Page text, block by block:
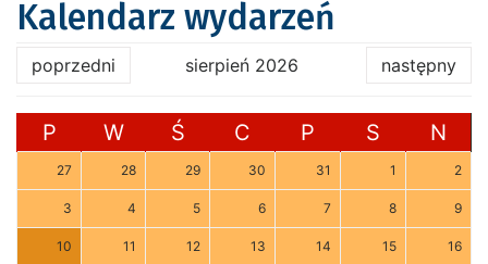
Kalendarz wydarzeń
poprzedni sierpień 2026 następny
P W Ś C P S N
27 28 29 30 31 1 2
3 4 5 6 7 8 9
10 11 12 13 14 15 16